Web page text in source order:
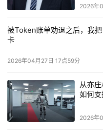
2026年
被Token账单劝退之后，我
卡
2026年04月27日 17点59分
从亦
如何
2026年